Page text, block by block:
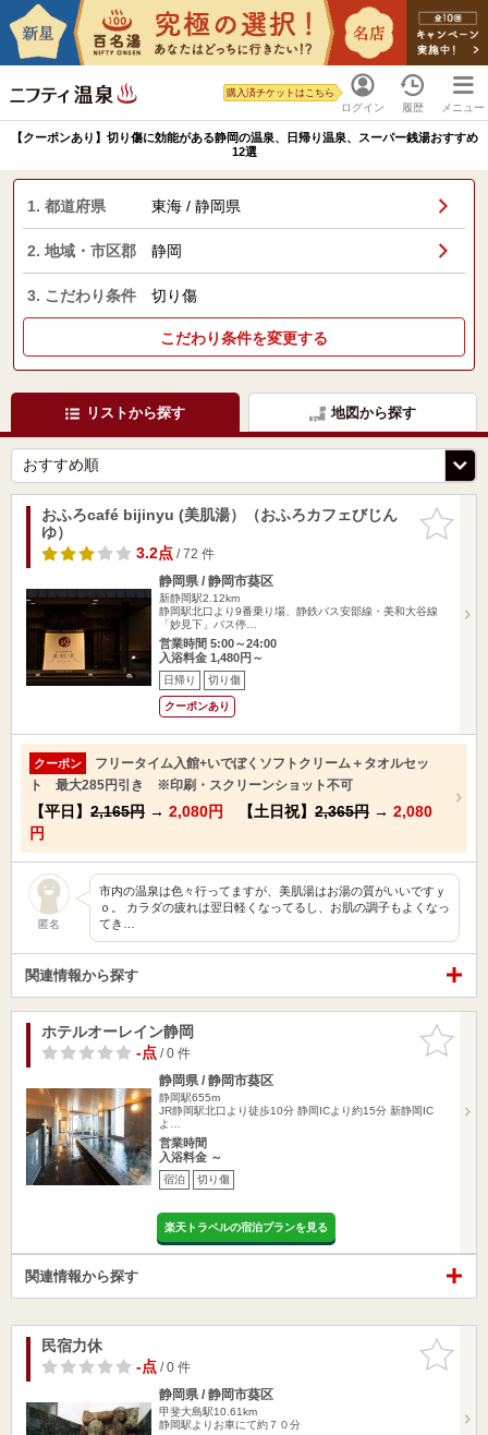
ログイン
購入済チケットはこちら
履歴 メニュー
【クーポンあり】切り傷に効能がある静岡の温泉、日帰り温泉、スーパー銭湯おすすめ
12選
1. 都道府県 東海 / 静岡県
2. 地域・市区郡 静岡
3. こだわり条件 切り傷
こだわり条件を変更する
リストから探す 地図から探す
お気に入
りに追加
おふろcafé bijinyu (美肌湯）（おふろカフェびじん
ゆ）
3.2点/ 72 件
静岡県 / 静岡市葵区
新静岡駅2.12km
静岡駅北口より9番乗り場、静鉄バス安部線・美和大谷線
「妙見下」バス停…
営業時間 5:00～24:00
入浴料金 1,480円～
日帰り 切り傷
クーポンあり
クーポン
フリータイム入館+いでぼくソフトクリーム＋タオルセッ
ト 最大285円引き ※印刷・スクリーンショット不可
【平日】 2,165円 → 2,080円 【土日祝】 2,365円 → 2,080
円
匿名
市内の温泉は色々行ってますが、美肌湯はお湯の質がいいですｙ
ｏ。 カラダの疲れは翌日軽くなってるし、お肌の調子もよくなっ
てき…
関連情報から探す
お気に入
りに追加
ホテルオーレイン静岡
-点/ 0 件
静岡県 / 静岡市葵区
静岡駅655m
JR静岡駅北口より徒歩10分 静岡ICより約15分 新静岡IC
よ…
営業時間
入浴料金 ～
宿泊 切り傷
楽天トラベルの宿泊プランを見る
関連情報から探す
お気に入
りに追加
民宿力休
-点/ 0 件
静岡県 / 静岡市葵区
甲斐大島駅10.61km
静岡駅よりお車にて約７０分